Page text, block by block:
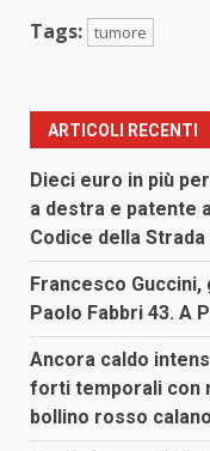
Tags: tumore
ARTICOLI RECENTI
Dieci euro in più
a destra e patente
Codice della
Francesco
Paolo Fabbri 43. A
Ancora caldo
forti temporali con
bollino rosso